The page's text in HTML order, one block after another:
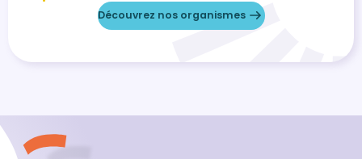
Découvrez nos organismes